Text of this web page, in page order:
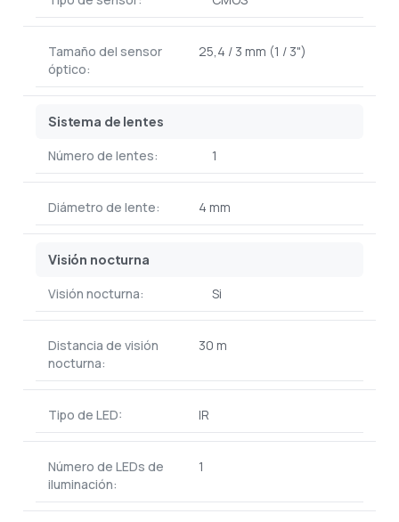
Tamaño del sensor
óptico:
25,4 / 3 mm (1 / 3")
Sistema de lentes
Número de lentes: 1
Diámetro de lente: 4 mm
Visión nocturna
Visión nocturna: Si
Distancia de visión
nocturna:
30 m
Tipo de LED: IR
Número de LEDs de
iluminación:
1